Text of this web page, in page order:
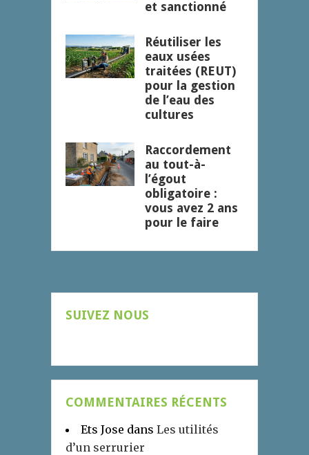
et sanctionné
Réutiliser les
eaux usées
traitées (REUT)
pour la gestion
de l’eau des
cultures
Raccordement
au tout-à-
l’égout
obligatoire :
vous avez 2 ans
pour le faire
SUIVEZ NOUS
COMMENTAIRES RÉCENTS
Ets Jose dans Les utilités
d’un serrurier